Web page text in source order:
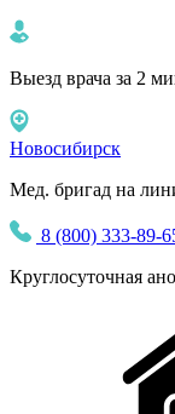
Выезд врача за 2
Новосибирск
Мед. бригад на
8 (800) 333-89-
Круглосуточная